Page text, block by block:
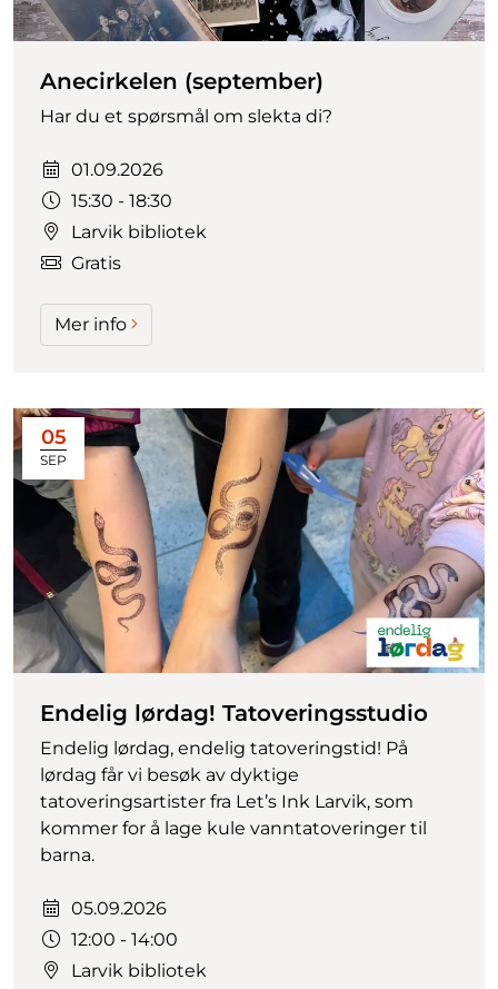
Anecirkelen (september)
Har du et spørsmål om slekta di?
Dato:
01.09.2026
Tidspunkt:
15:30 - 18:30
Larvik bibliotek
Gratis
Mer info
Endelig lørdag! Tatoveringsstudio
Endelig lørdag, endelig tatoveringstid! På
lørdag får vi besøk av dyktige
tatoveringsartister fra Let’s Ink Larvik, som
kommer for å lage kule vanntatoveringer til
barna.
Dato:
05.09.2026
Tidspunkt:
12:00 - 14:00
Larvik bibliotek
05
SEP